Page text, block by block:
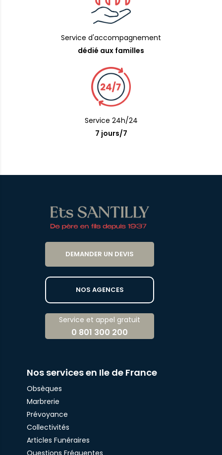
Service d'accompagnement
dédié aux familles
Service 24h/24
7 jours/7
DEMANDER UN DEVIS
NOS AGENCES
Service et appel gratuit
0 801 300 200
Nos services en Ile de France
Obsèques
Marbrerie
Prévoyance
Collectivités
Articles Funéraires
Questions Fréquentes